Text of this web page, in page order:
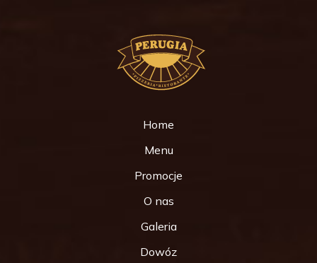
Home
Menu
Promocje
O nas
Galeria
Dowóz